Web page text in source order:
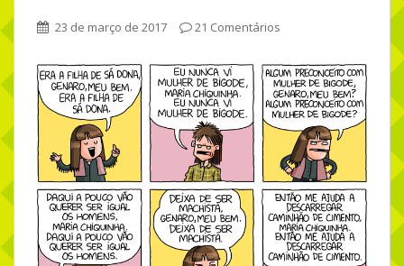
23 de março de 2017 21 Comentários